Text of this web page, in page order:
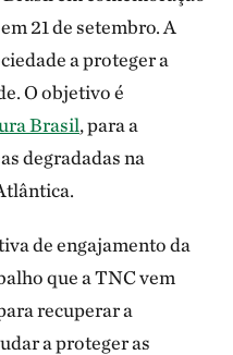
21 de setembro. A
a proteger a
O objetivo é
Brasil, para a
degradadas na
de engajamento da
que a TNC vem
recuperar a
a proteger as